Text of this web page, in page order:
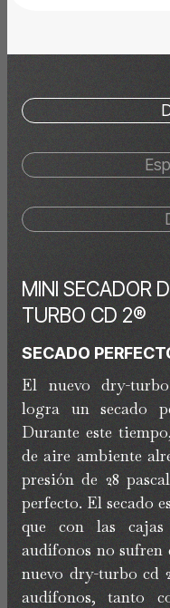
MINI SECADOR
TURBO CD 2®
SECADO
El nuevo dry-
logra un secado
Durante este
de aire ambiente
presión de 28
perfecto. El secado
que con las cajas
audífonos no
nuevo dry-turbo cd
audífonos, tanto